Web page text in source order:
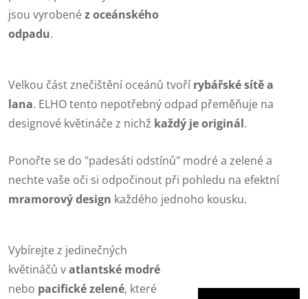
jsou vyrobenéz oceánského
odpadu.
Velkou část znečištění oceánů tvoří rybářské sítě a
lana. ELHO tento nepotřebný odpad přeměňuje na
designové květináče z nichž každý je originál.
Ponořte se do "padesáti odstínů" modré a zelené a
nechte vaše oči si odpočinout při pohledu na efektní
mramorový design každého jednoho kousku.
Vybírejte z jedinečných
květináčů vatlantské modré
nebo pacifické zelené, které